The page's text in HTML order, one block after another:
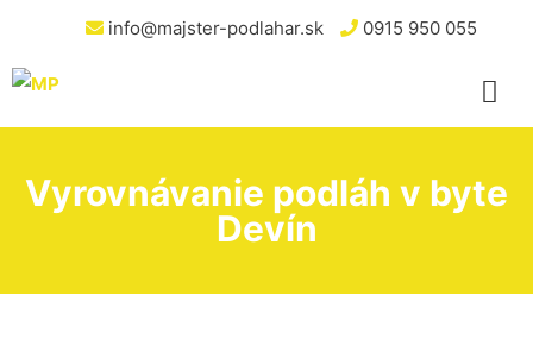
info@majster-podlahar.sk 0915 950 055
Vyrovnávanie podláh v byte
Devín